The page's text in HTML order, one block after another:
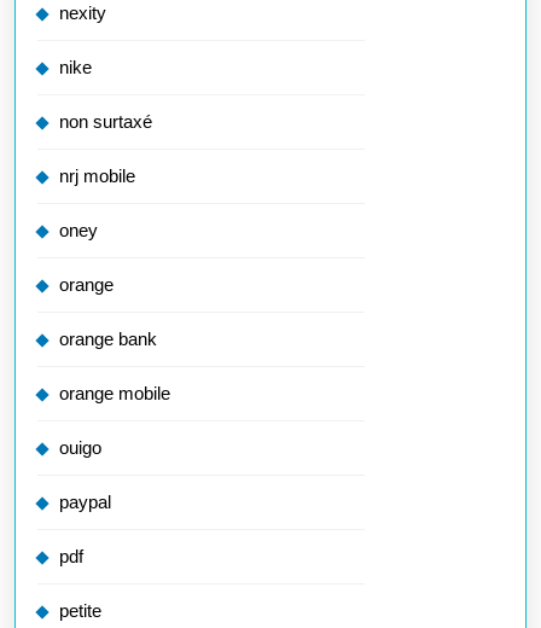
nexity
nike
non surtaxé
nrj mobile
oney
orange
orange bank
orange mobile
ouigo
paypal
pdf
petite